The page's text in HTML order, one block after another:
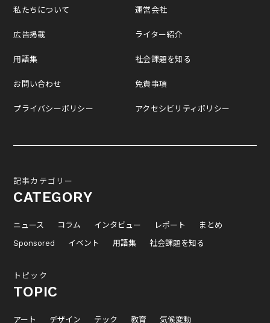
私たちについて
広告掲載
用語集
お問い合わせ
プライバシーポリシー
運営会社
ライター紹介
社会課題を知る
免責事項
アクセシビリティポリシー
記事カテゴリー
CATEGORY
ニュース コラム インタビュー レポート
まとめ
Sponsored
イベント 用語集 社会課題を知る
トピック
TOPIC
アート デザイン テック 教育 気候変動